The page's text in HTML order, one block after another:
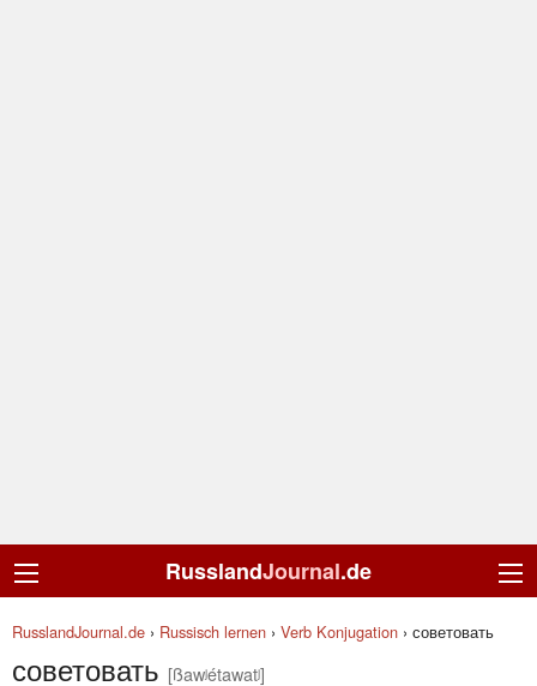
RusslandJournal.de
RusslandJournal.de › Russisch lernen › Verb Konjugation › советовать
советовать [ßawʲétawatʲ]